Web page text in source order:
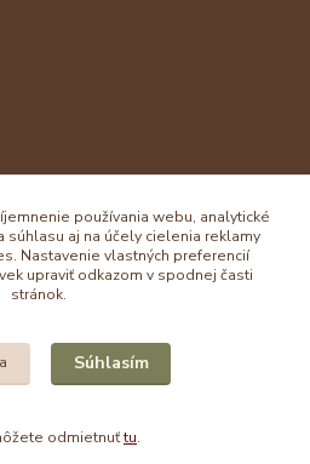
Eshop-rychlo.sk
používania webu, analytické
súhlasu aj na účely cielenia reklamy
Nastavenie vlastných preferencií
upraviť odkazom v spodnej časti
stránok.
Súhlasím
odmietnuťtu.